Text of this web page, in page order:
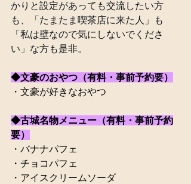
かりと設定があっても交流したい方
も、「たまたま喫茶店に来た人」も
「私は壁なので気にしないでくださ
い」な方も是非。
◆文豪のおやつ（有料・事前予約要）
・文豪が好きなおやつ
◆古城名物メニュー（有料・事前予約
要）
・バナナパフェ
・チョコパフェ
・アイスクリームソーダ